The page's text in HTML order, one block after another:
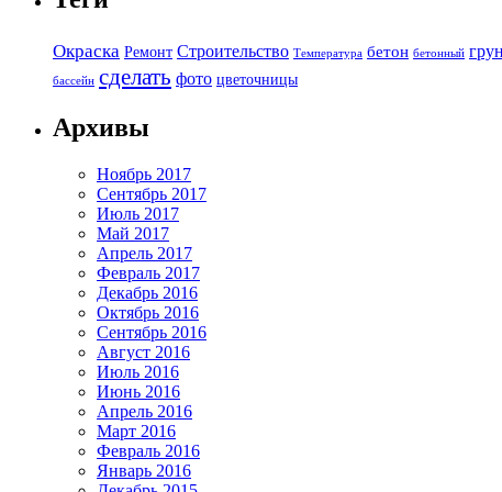
Окраска Ремонт Строительство Температура бетон бетонный
бассейн сделать фото цветочницы
Архивы
Ноябрь 2017
Сентябрь 2017
Июль 2017
Май 2017
Апрель 2017
Февраль 2017
Декабрь 2016
Октябрь 2016
Сентябрь 2016
Август 2016
Июль 2016
Июнь 2016
Апрель 2016
Март 2016
Февраль 2016
Январь 2016